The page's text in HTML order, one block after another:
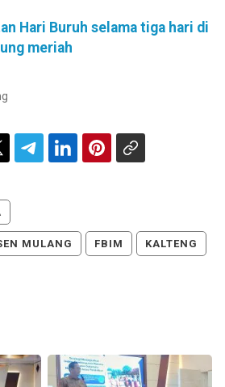
Hari Buruh selama tiga hari di
meriah
MULANG FBIM KALTENG